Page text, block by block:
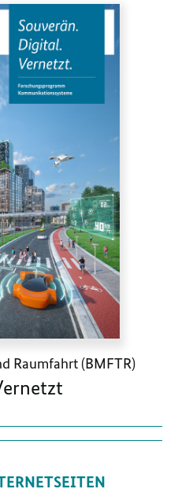
Raumfahrt (BMFTR)